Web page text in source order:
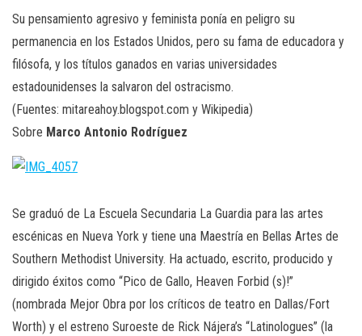
Su pensamiento agresivo y feminista ponía en peligro su
permanencia en los Estados Unidos, pero su fama de educadora y
filósofa, y los títulos ganados en varias universidades
estadounidenses la salvaron del ostracismo.
(Fuentes: mitareahoy.blogspot.com y Wikipedia)
Sobre Marco Antonio Rodríguez
Se graduó de La Escuela Secundaria La Guardia para las artes
escénicas en Nueva York y tiene una Maestría en Bellas Artes de
Southern Methodist University. Ha actuado, escrito, producido y
dirigido éxitos como “Pico de Gallo, Heaven Forbid (s)!”
(nombrada Mejor Obra por los críticos de teatro en Dallas/Fort
Worth) y el estreno Suroeste de Rick Nájera’s “Latinologues” (la